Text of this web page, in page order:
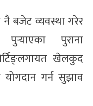
बजेट व्यवस्था गरेर
पुरान‌ा
खेलकुद
योगदान गर्न सुझाव